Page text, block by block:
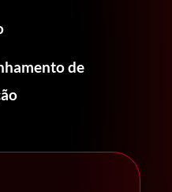
de